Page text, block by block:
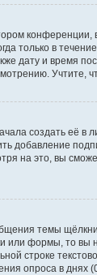
только в
дату и время
Учтите,
создать её в
добавление
на это, вы
темы
или формы, то
строке
опроса в днях